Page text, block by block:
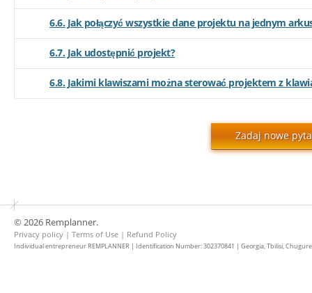
6.6. Jak połączyć wszystkie dane projektu na jednym
6.7. Jak udostępnić projekt?
6.8. Jakimi klawiszami można sterować projektem z
Zadaj nowe
© 2026 Remplanner.
Privacy policy | Terms of Use | Refund Policy
Individual entrepreneur REMPLANNER | Identification Number: 302370841 | Georgia, Tbilisi,